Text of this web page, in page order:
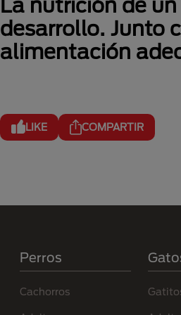
La nutrición de
desarrollo. Junto
alimentación
LIKE COMPARTIR
Perros
Cachorros